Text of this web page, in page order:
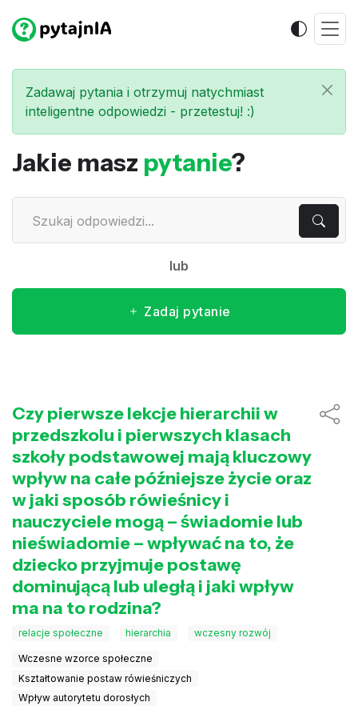
Zadawaj pytania i otrzymuj natychmiast
inteligentne odpowiedzi - przetestuj! :)
Jakie masz pytanie?
lub
Zadaj pytanie
Czy pierwsze lekcje hierarchii w
przedszkolu i pierwszych klasach
szkoły podstawowej mają kluczowy
wpływ na całe późniejsze życie oraz
w jaki sposób rówieśnicy i
nauczyciele mogą – świadomie lub
nieświadomie – wpływać na to, że
dziecko przyjmuje postawę
dominującą lub uległą i jaki wpływ
ma na to rodzina?
relacje społeczne hierarchia wczesny rozwój
Wczesne wzorce społeczne
Kształtowanie postaw rówieśniczych
Wpływ autorytetu dorosłych